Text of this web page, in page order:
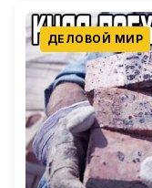
ДЕЛОВОЙ МИР